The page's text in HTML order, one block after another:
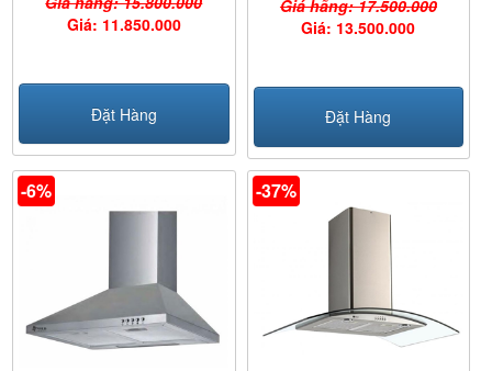
Giá: 11.850.000
Đặt Hàng
Giá hãng: 17.500.000
Giá: 13.500.000
Đặt Hàng
-6% -37%